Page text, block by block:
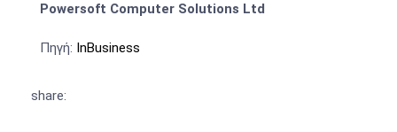
Powersoft Computer Solutions Ltd
Πηγή: InBusiness
share: